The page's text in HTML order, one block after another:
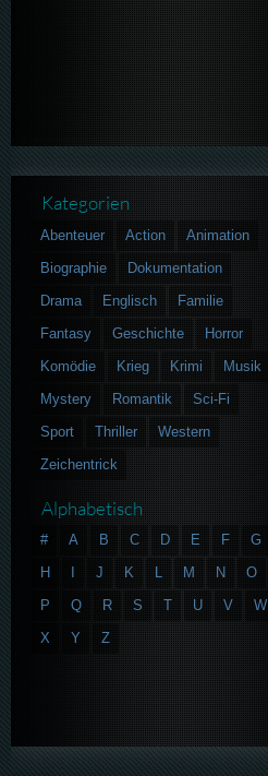
Kategorien
Abenteuer Action
Animation
Biographie
Dokumentation
Drama
Englisch
Familie
Fantasy
Geschichte
Horror
Komödie
Krieg Krimi
Musik
Mystery
Romantik
Sci-Fi
Sport
Thriller
Western
Zeichentrick
Alphabetisch
# A B C D E F
G
H
J K L M N
O
P
Q R S T U V
W
X
Y Z